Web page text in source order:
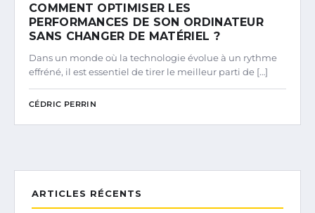
COMMENT OPTIMISER LES
PERFORMANCES DE SON ORDINATEUR
SANS CHANGER DE MATÉRIEL ?
Dans un monde où la technologie évolue à un rythme
effréné, il est essentiel de tirer le meilleur parti de […]
CÉDRIC PERRIN
ARTICLES RÉCENTS